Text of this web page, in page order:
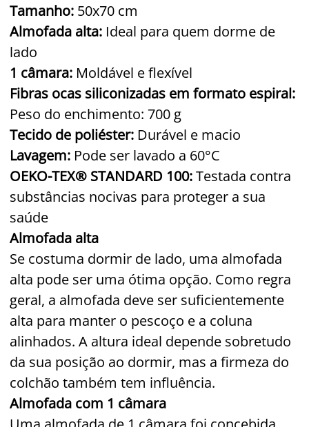
Tamanho: 50x70 cm
Almofada alta: Ideal para quem dorme de
lado
1 câmara: Moldável e flexível
Fibras ocas siliconizadas em formato espiral:
Peso do enchimento: 700 g
Tecido de poliéster: Durável e macio
Lavagem: Pode ser lavado a 60°C
OEKO-TEX® STANDARD 100:Testada contra
substâncias nocivas para proteger a sua
saúde
Almofada alta
Se costuma dormir de lado, uma almofada
alta pode ser uma ótima opção. Como regra
geral, a almofada deve ser suficientemente
alta para manter o pescoço e a coluna
alinhados. A altura ideal depende sobretudo
da sua posição ao dormir, mas a firmeza do
colchão também tem influência.
Almofada com 1 câmara